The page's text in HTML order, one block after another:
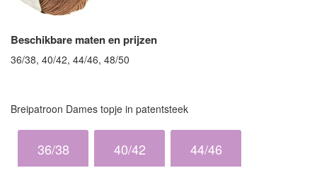
Beschikbare maten en prijzen
36/38, 40/42, 44/46, 48/50
Breipatroon Dames topje in patentsteek
36/38 40/42 44/46